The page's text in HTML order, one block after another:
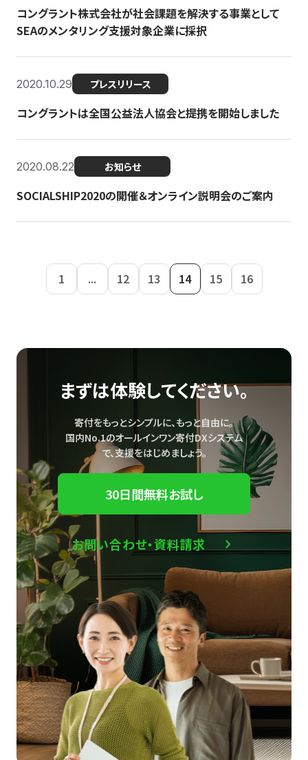
コングラント株式会社が社会課題を解決する事業として
SEAのメンタリング支援対象企業に採択
2020.10.29 プレスリリース
コングラントは全国公益法人協会と提携を開始しました
2020.08.22 お知らせ
SOCIALSHIP2020の開催＆オンライン説明会のご案内
1 ... 12 13 14 15 16
まずは体験してください。
寄付をもっとシンプルに、もっと自由に。
国内No.1のオールインワン寄付DXシステム
で、支援をはじめましょう。
30日間無料お試し
お問い合わせ・資料請求